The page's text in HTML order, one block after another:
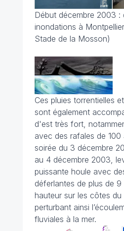
Début décembre 2003 :
inondations à
Stade de la Mosson)
Ces pluies torrentielles
sont également
d'est très fort,
avec des rafales de 100
soirée du 3 décembre
au 4 décembre 2003,
puissante houle avec
déferlantes de plus de 9
hauteur sur les côtes du
perturbant ainsi
fluviales à la mer.